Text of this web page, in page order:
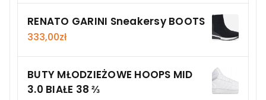
RENATO GARINI Sneakersy BOOTS
333,00zł
BUTY MŁODZIEŻOWE HOOPS MID
3.0 BIAŁE 38 ⅔